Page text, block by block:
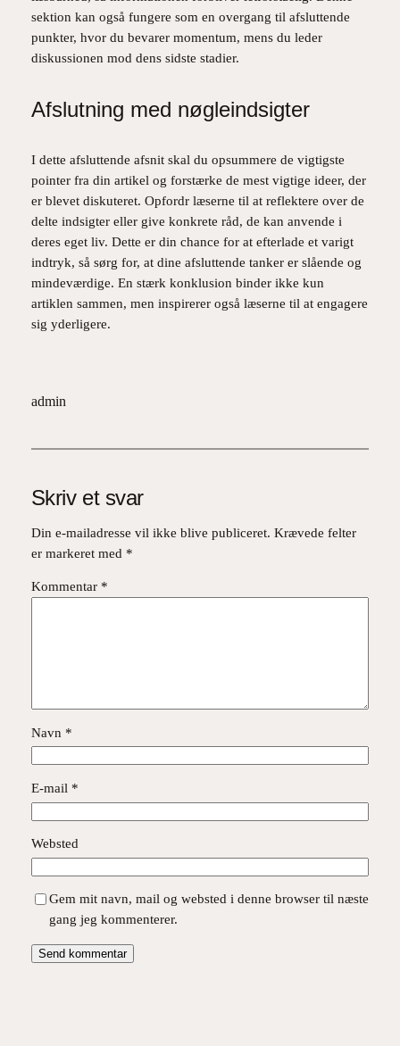
sektion kan også fungere som en overgang til afsluttende
punkter, hvor du bevarer momentum, mens du leder
diskussionen mod dens sidste stadier.
Afslutning med nøgleindsigter
I dette afsluttende afsnit skal du opsummere de vigtigste
pointer fra din artikel og forstærke de mest vigtige ideer, der
er blevet diskuteret. Opfordr læserne til at reflektere over de
delte indsigter eller give konkrete råd, de kan anvende i
deres eget liv. Dette er din chance for at efterlade et varigt
indtryk, så sørg for, at dine afsluttende tanker er slående og
mindeværdige. En stærk konklusion binder ikke kun
artiklen sammen, men inspirerer også læserne til at engagere
sig yderligere.
admin
Skriv et svar
Din e-mailadresse vil ikke blive publiceret. Krævede felter
er markeret med *
Kommentar *
Navn *
E-mail *
Websted
Gem mit navn, mail og websted i denne browser til næste
gang jeg kommenterer.